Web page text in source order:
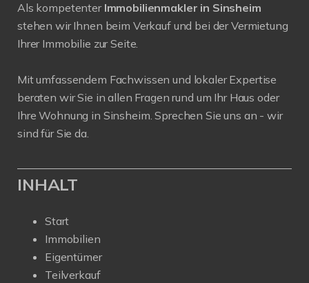
Als kompetenter Immobilienmakler in Sinsheim
stehen wir Ihnen beim Verkauf und bei der Vermietung
Ihrer Immobilie zur Seite.
Mit umfassendem Fachwissen und lokaler Expertise
beraten wir Sie in allen Fragen rund um Ihr Haus oder
Ihre Wohnung in Sinsheim. Sprechen Sie uns an - wir
sind für Sie da.
INHALT
Start
Immobilien
Eigentümer
Teilverkauf